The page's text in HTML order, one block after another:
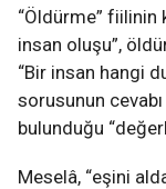
“Öldürme” fiilinin
insan oluşu”,
“Bir insan hangi
sorusunun
bulunduğu
Meselâ, “eşini